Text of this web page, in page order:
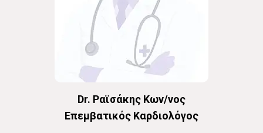
Dr. Ραϊσάκης Κων/νος
Επεμβατικός Καρδιολόγος